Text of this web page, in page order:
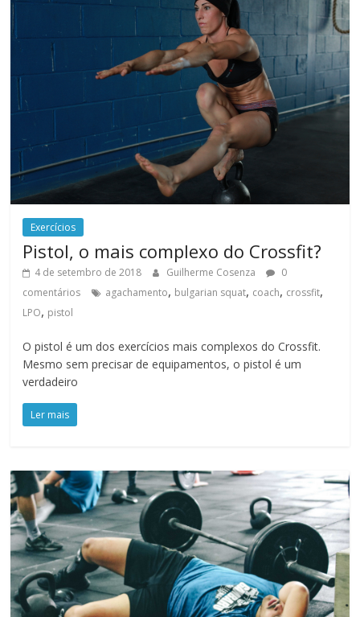
Exercícios
Pistol, o mais complexo do Crossfit?
4 de setembro de 2018 Guilherme Cosenza
0
comentários
agachamento, bulgarian squat, coach, crossfit,
LPO, pistol
O pistol é um dos exercícios mais complexos do Crossfit.
Mesmo sem precisar de equipamentos, o pistol é um
verdadeiro
Ler mais